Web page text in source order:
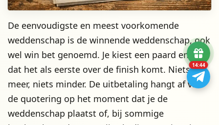
De eenvoudigste en meest voorkomende
weddenschap is de winnende weddenschap, ook
wel win bet genoemd. Je kiest een paard en wed
dat het als eerste over de finish komt. Niets
meer, niets minder. De uitbetaling hangt af van
de quotering op het moment dat je de
weddenschap plaatst of, bij sommige
14:42